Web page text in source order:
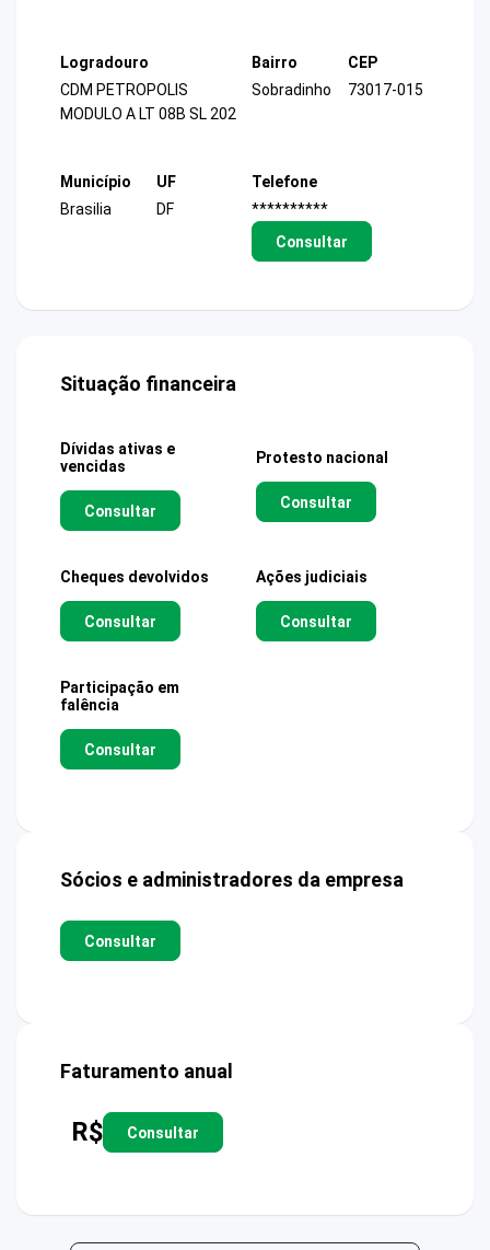
Logradouro
CDM PETROPOLIS
MODULO A LT 08B SL 202
Bairro
Sobradinho
CEP
73017-015
Município
Brasilia
UF
DF
Telefone
**********
Consultar
Situação financeira
Dívidas ativas e
vencidas
Consultar
Protesto nacional
Consultar
Cheques devolvidos
Consultar
Ações judiciais
Consultar
Participação em
falência
Consultar
Sócios e administradores da empresa
Consultar
Faturamento anual
R$ Consultar